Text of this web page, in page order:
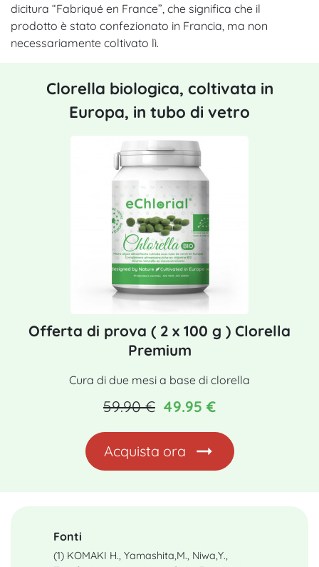
dicitura “Fabriqué en France”, che significa che il
prodotto è stato confezionato in Francia, ma non
necessariamente coltivato lì.
Clorella biologica, coltivata in
Europa, in tubo di vetro
Offerta di prova ( 2 x 100 g ) Clorella
Premium
Cura di due mesi a base di clorella
59.90 € 49.95 €
Acquista ora
Fonti
(1) KOMAKI H., Yamashita,M., Niwa,Y.,